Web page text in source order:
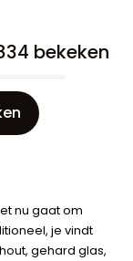
bekeken
nu gaat om
je vindt
gehard glas,